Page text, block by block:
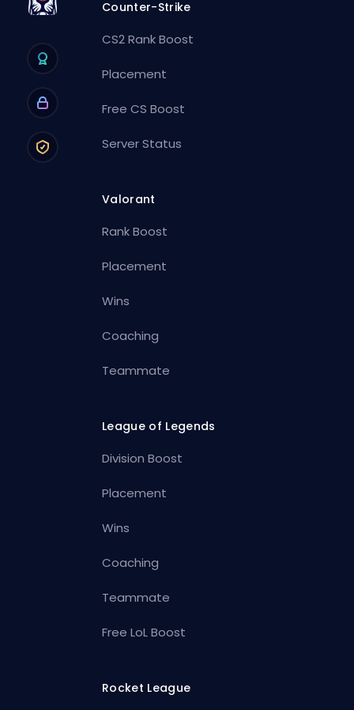
Counter-Strike
CS2 Rank Boost
Placement
Free CS Boost
Server Status
Valorant
Rank Boost
Placement
Wins
Coaching
Teammate
League of Legends
Division Boost
Placement
Wins
Coaching
Teammate
Free LoL Boost
Rocket League